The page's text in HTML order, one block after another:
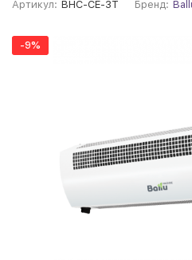
Артикул: BHC-CE-3T Бренд:
-9%